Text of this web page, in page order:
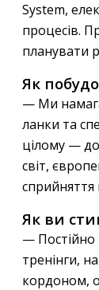
System,
процесів.
планувати
Як
— Ми
ланки та
цілому —
світ,
Як ви
— Постійно
тренінги,
кордоном,